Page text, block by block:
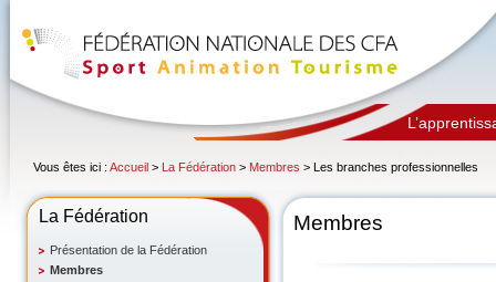
Vous êtes ici : Accueil > La Fédération > Membres > Les branches professionnelles
La Fédération
Présentation de la Fédération
Membres
Membres